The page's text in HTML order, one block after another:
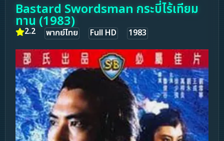
Bastard Swordsman กระบี่ไร้เทียม
ทาน (1983)
2.2 พากย์ไทย Full HD 1983